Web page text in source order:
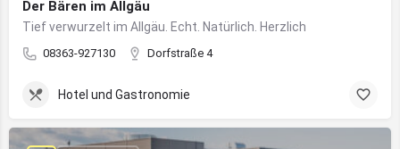
Der Bären im Allgäu
Tief verwurzelt im Allgäu. Echt. Natürlich. Herzlich
08363-927130 Dorfstraße 4
Hotel und Gastronomie